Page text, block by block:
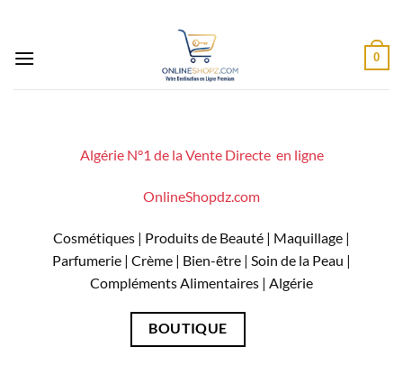
contenu
0
Algérie N°1 de la Vente Directe en ligne
OnlineShopdz.com
Cosmétiques | Produits de Beauté | Maquillage |
Parfumerie | Crème | Bien-être | Soin de la Peau |
Compléments Alimentaires | Algérie
BOUTIQUE